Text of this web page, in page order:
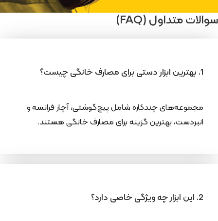
سوالات متداول (FAQ)
1. بهترین ابزار دستی برای مصارف خانگی چیست؟
مجموعه‌های چندکاره شامل پیچ‌گوشتی، آچار فرانسه و
انبردست، بهترین گزینه برای مصارف خانگی هستند.
2. این ابزار چه ویژگی خاصی دارد؟